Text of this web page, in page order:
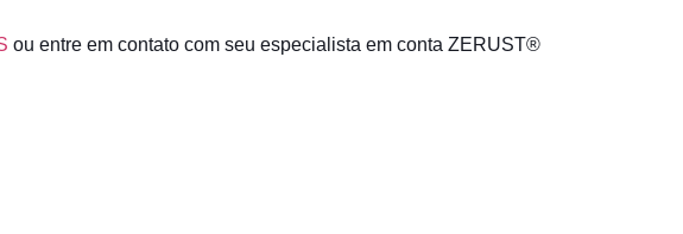
ou entre em contato com seu especialista em conta ZERUST®